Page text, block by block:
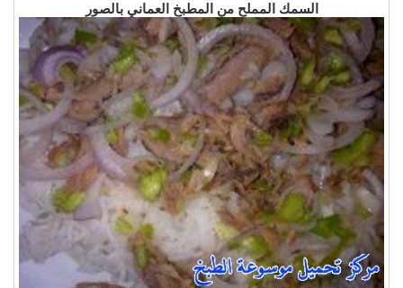
السمك المملح من المطبخ العماني بالصور